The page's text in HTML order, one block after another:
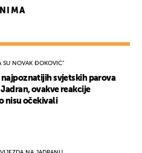
SU NOVAK ĐOKOVIĆ"
najpoznatijih svjetskih parova
ovakve reakcije
nisu očekivali